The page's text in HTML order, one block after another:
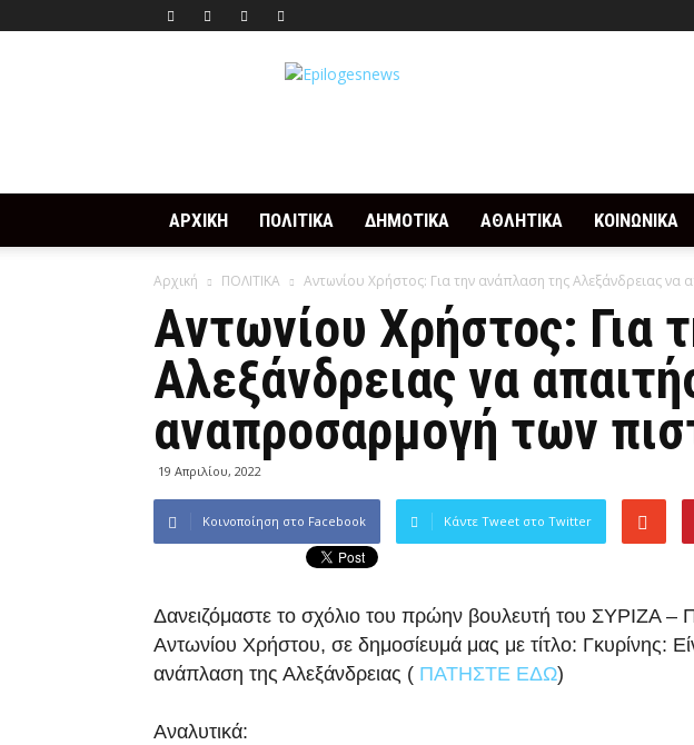
Epilogesnews
ΑΡΧΙΚΗ ΠΟΛΙΤΙΚΑ ΔΗΜΟΤΙΚΑ ΑΘΛΗΤΙΚΑ ΚΟΙΝΩΝΙΚΑ
Αρχική ΠΟΛΙΤΙΚΑ Αντωνίου Χρήστος: Για την ανάπλαση της Αλεξάνδρειας να
Αντωνίου Χρήστος: Για
Αλεξάνδρειας να
αναπροσαρμογή των
19 Απριλίου, 2022
Κοινοποίηση στο Facebook Κάντε Tweet στο Twitter
Δανειζόμαστε το σχόλιο του πρώην βουλευτή του ΣΥΡΙΖΑ –
Αντωνίου Χρήστου, σε δημοσίευμά μας με τίτλο: Γκυρίνης:
ανάπλαση της Αλεξάνδρειας ( ΠΑΤΗΣΤΕ ΕΔΩ)
Αναλυτικά: